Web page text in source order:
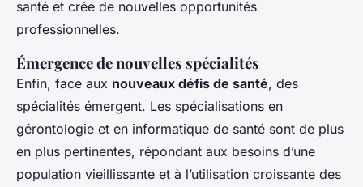
santé et crée de nouvelles opportunités
professionnelles.
Émergence de nouvelles spécialités
Enfin, face aux nouveaux défis de santé, des
spécialités émergent. Les spécialisations en
gérontologie et en informatique de santé sont de plus
en plus pertinentes, répondant aux besoins d’une
population vieillissante et à l’utilisation croissante des